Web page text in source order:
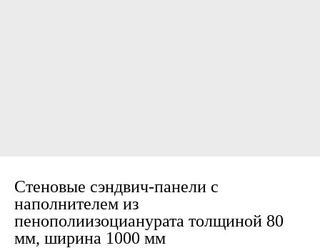
Стеновые сэндвич-панели с
наполнителем из
пенополиизоцианурата толщиной 80
мм, ширина 1000 мм